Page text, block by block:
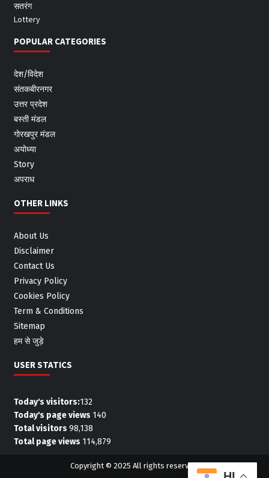
सतरंग
Lottery
POPULAR CATEGORIES
देश/विदेश
संतकबीरनगर
उत्तर प्रदेश
बस्ती मंडल
गोरखपुर मंडल
अयोध्या
Story
अपराध
OTHER LINKS
About Us
Disclaimer
Contact Us
Privacy Policy
Cookies Policy
Term & Conditions
Sitemap
हम से जुड़े
USER STATICS
Today's visitors:132
Today's page views 140
Total visitors 98,138
Total page views 114,879
Copyright © 2025 All rights reserved.